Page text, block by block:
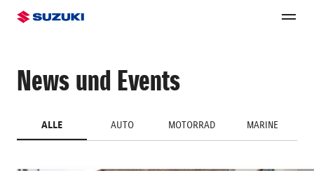
News und Events
ALLE AUTO MOTORRAD MARINE